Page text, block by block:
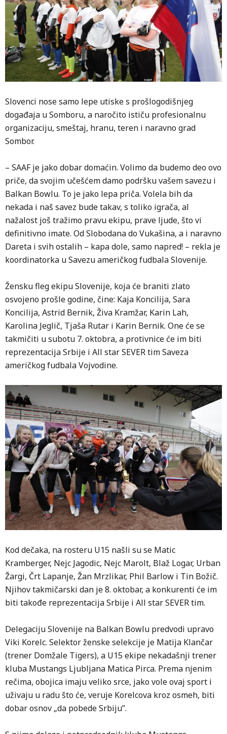
Slovenci nose samo lepe utiske s prošlogodišnjeg
događaja u Somboru, a naročito ističu profesionalnu
organizaciju, smeštaj, hranu, teren i naravno grad
Sombor.
– SAAF je jako dobar domaćin. Volimo da budemo deo ovo
priče, da svojim učešćem damo podršku vašem savezu i
Balkan Bowlu. To je jako lepa priča. Volela bih da
nekada i naš savez bude takav, s toliko igrača, al
nažalost još tražimo pravu ekipu, prave ljude, što vi
definitivno imate. Od Slobodana do Vukašina, a i naravno
Dareta i svih ostalih – kapa dole, samo napred! – rekla je
koordinatorka u Savezu američkog fudbala Slovenije.
Žensku fleg ekipu Slovenije, koja će braniti zlato
osvojeno prošle godine, čine: Kaja Koncilija, Sara
Koncilija, Astrid Bernik, Živa Kramžar, Karin Lah,
Karolina Jeglič, Tjaša Rutar i Karin Bernik. One će se
takmičiti u subotu 7. oktobra, a protivnice će im biti
reprezentacija Srbije i All star SEVER tim Saveza
američkog fudbala Vojvodine.
Kod dečaka, na rosteru U15 našli su se Matic
Kramberger, Nejc Jagodic, Nejc Marolt, Blaž Logar, Urban
Žargi, Črt Lapanje, Žan Mrzlikar, Phil Barlow i Tin Božič.
Njihov takmičarski dan je 8. oktobar, a konkurenti će im
biti takođe reprezentacija Srbije i All star SEVER tim.
Delegaciju Slovenije na Balkan Bowlu predvodi upravo
Viki Korelc. Selektor ženske selekcije je Matija Klančar
(trener Domžale Tigers), a U15 ekipe nekadašnji trener
kluba Mustangs Ljubljana Matica Pirca. Prema njenim
rečima, obojica imaju veliko srce, jako vole ovaj sport i
uživaju u radu što će, veruje Korelcova kroz osmeh, biti
dobar osnov „da pobede Srbiju”.